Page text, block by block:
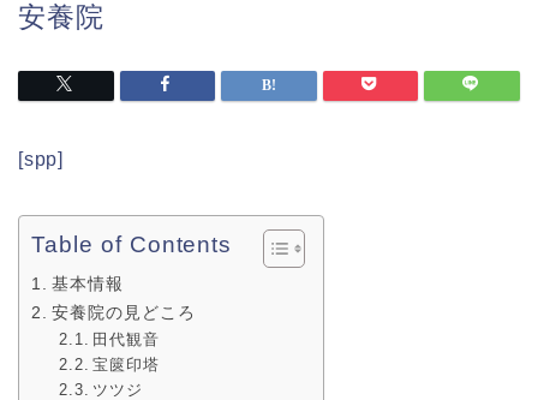
安養院
[spp]
Table of Contents
基本情報
安養院の見どころ
田代観音
宝篋印塔
ツツジ